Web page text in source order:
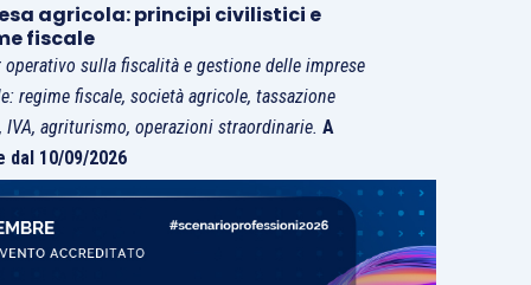
agricola: principi civilistici e
fiscale
operativo sulla fiscalità e gestione delle imprese
regime fiscale, società agricole, tassazione
IVA, agriturismo, operazioni straordinarie.A
dal 10/09/2026